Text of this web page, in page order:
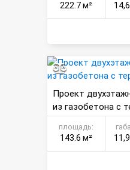
222.7 м²
Проект
из газобетона с
площадь:
143.6 м²